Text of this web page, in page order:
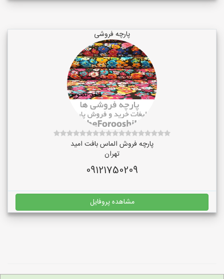
پارچه فروشی
پارچه فروش الماس بافت امید
تهران
09121750209
مشاهده پروفایل